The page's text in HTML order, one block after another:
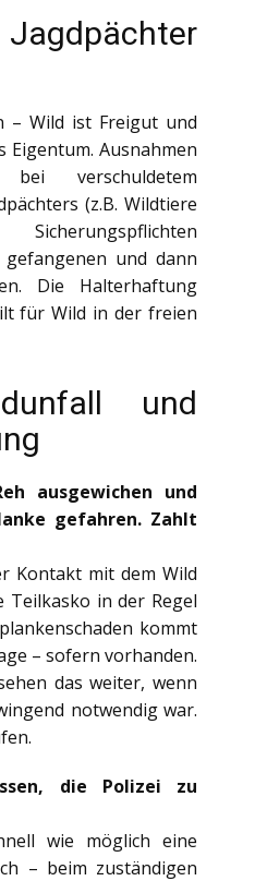
– Wild ist Freigut und
Eigentum. Ausnahmen
verschuldetem
(z.B. Wildtiere
und dann
Die Halterhaftung
für Wild in der freien
und
ausgewichen und
gefahren. Zahlt
Kontakt mit dem Wild
Teilkasko in der Regel
kommt
– sofern vorhanden.
das weiter, wenn
notwendig war.
die Polizei zu
wie möglich eine
– beim zuständigen